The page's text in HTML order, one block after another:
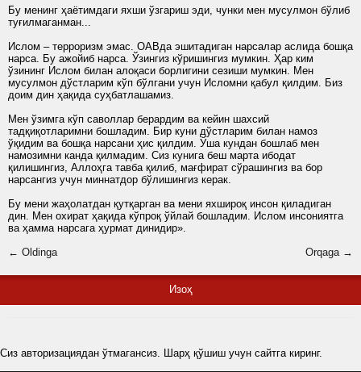
Бу менинг ҳаётимдаги яхши ўзгариш эди, чунки мен мусулмон бўлиб
туғилмаганман...
Ислом – терроризм эмас. ОАВда эшитадиган нарсалар аслида бошқа
нарса. Бу ажойиб нарса. Ўзингиз кўришингиз мумкин. Ҳар ким
ўзининг Ислом билан алоқаси борлигини сезиши мумкин. Мен
мусулмон дўстларим кўп бўлгани учун Исломни қабул қилдим. Биз
доим дин ҳақида суҳбатлашамиз.
Мен ўзимга кўп саволлар берардим ва кейин шахсий
тадқиқотларимни бошладим. Бир куни дўстларим билан намоз
ўқидим ва бошқа нарсани ҳис қилдим. Ўша кундан бошлаб мен
намозимни канда қилмадим. Сиз кунига беш марта ибодат
қилишингиз, Аллоҳга тавба қилиб, мағфират сўрашингиз ва бор
нарсангиз учун миннатдор бўлишингиз керак.
Бу мени жаҳолатдан қутқарган ва мени яхшироқ инсон қиладиган
дин. Мен охират ҳақида кўпроқ ўйлай бошладим. Ислом инсониятга
ва ҳамма нарсага ҳурмат динидир».
← Oldinga
Orqaga →
Изоҳ
Сиз авторизациядан ўтмагансиз. Шарҳ қўшиш учун сайтга киринг.